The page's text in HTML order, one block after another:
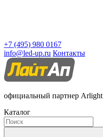
+7 (495) 980 0167
info@led-up.ru Контакты
официальный партнер Arlight
Каталог